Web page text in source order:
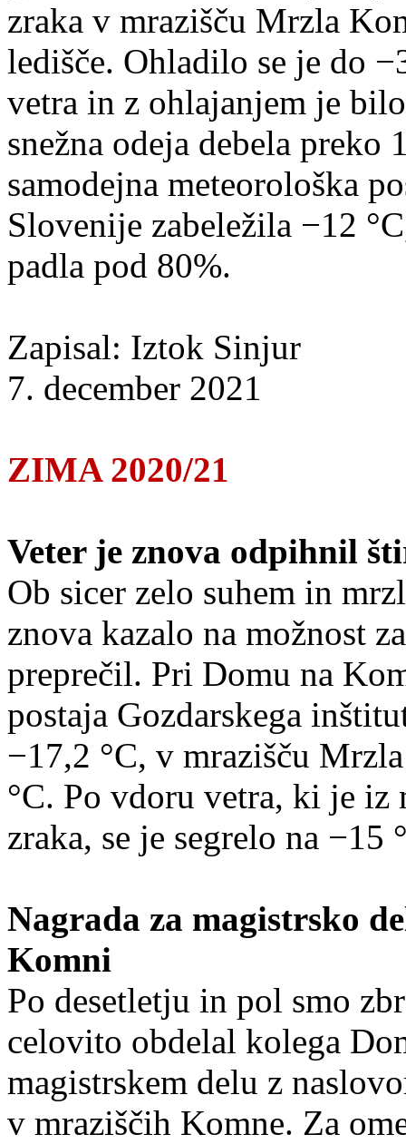
zraka v mrazišču Mrzla
ledišče. Ohladilo se je do
vetra in z ohlajanjem je
snežna odeja debela
samodejna meteorološka
Slovenije zabeležila −12
padla pod 80%.
Zapisal: Iztok Sinjur
7. december 2021
ZIMA 2020/21
Veter je znova odpihnil
Ob sicer zelo suhem in
znova kazalo na možnost
preprečil. Pri Domu na
postaja Gozdarskega
−17,2 °C, v mrazišču
°C. Po vdoru vetra, ki je iz
zraka, se je segrelo na −15
Nagrada za magistrsko
Komni
Po desetletju in pol smo
celovito obdelal kolega
magistrskem delu z
v mraziščih Komne. Za